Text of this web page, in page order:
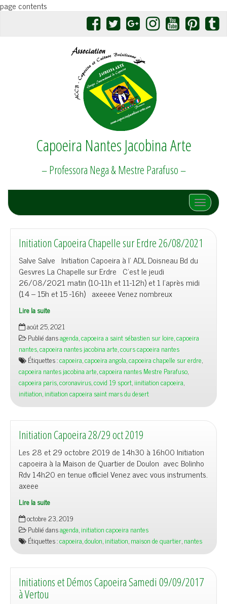
page contents
Capoeira Nantes Jacobina Arte
– Professora Nega & Mestre Parafuso –
Afficher/
Initiation Capoeira Chapelle sur Erdre 26/08/2021
Salve Salve Initiation Capoeira à l’ ADL Doisneau Bd du
Gesvres La Chapelle sur Erdre C’est le jeudi
26/08/2021 matin (10-11h et 11-12h) et 1 l’après midi
(14 – 15h et 15 -16h) axeeee Venez nombreux
Lire la suite
août 25, 2021
Publié dansagenda,capoeira a saint sébastien sur loire,capoeira
nantes,capoeira nantes jacobina arte,cours capoeira nantes
Étiquettes :capoeira,capoeira angola,capoeira chapelle sur erdre,
capoeira nantes jacobina arte,capoeira nantes Mestre Parafuso,
capoeira paris,coronavirus,covid 19 sport,iinitiation capoeira,
initiation,initiation capoeira saint mars du desert
Initiation Capoeira 28/29 oct 2019
Les 28 et 29 octobre 2019 de 14h30 à 16h00 Initiation
capoeira à la Maison de Quartier de Doulon avec Bolinho
Rdv 14h20 en tenue officiel Venez avec vous instruments.
axeee
Lire la suite
octobre 23, 2019
Publié dansagenda,initiation capoeira nantes
Étiquettes :capoeira,doulon,initiation,maison de quartier,nantes
Initiations et Démos Capoeira Samedi 09/09/2017
à Vertou